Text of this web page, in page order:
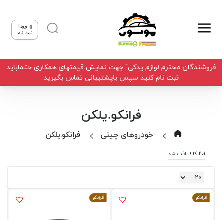
ورود |
ثبت نام
فروشندگان محترم لوازم یدکی" جهت نمایش قیمتهای همکاری حتماباید
ثبت نام کنید سپس باپشتیبانی تماس بگیرید
فرانکو.یلکن
خودروهای چینی فرانکو.یلکن
201 کالا یافت شد
فرانکو فرانکو